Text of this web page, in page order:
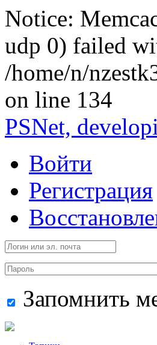
Notice:
udp 0) failed
/home/n/
on line 134
PSNet,
Войти
Регистрация
Запомнить